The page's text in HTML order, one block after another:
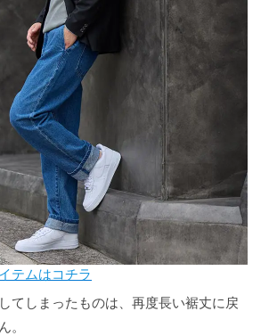
テムはコチラ
てしまったものは、再度長い裾丈に戻
。